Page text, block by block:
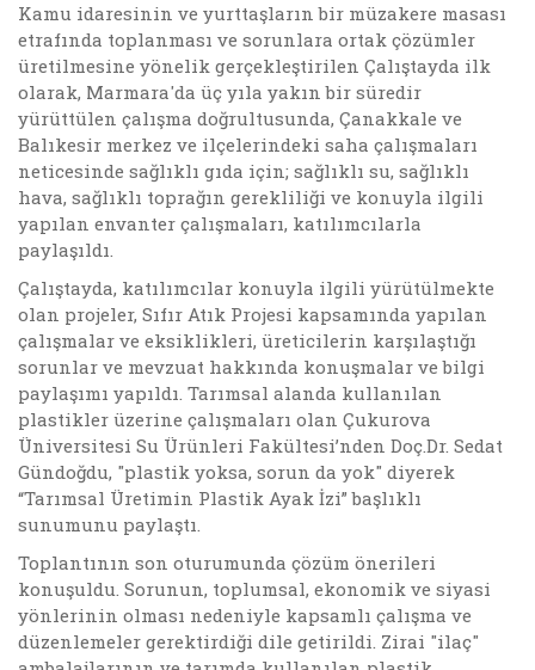
Kamu idaresinin ve yurttaşların bir müzakere masası
etrafında toplanması ve sorunlara ortak çözümler
üretilmesine yönelik gerçekleştirilen Çalıştayda ilk
olarak, Marmara'da üç yıla yakın bir süredir
yürüttülen çalışma doğrultusunda, Çanakkale ve
Balıkesir merkez ve ilçelerindeki saha çalışmaları
neticesinde sağlıklı gıda için; sağlıklı su, sağlıklı
hava, sağlıklı toprağın gerekliliği ve konuyla ilgili
yapılan envanter çalışmaları, katılımcılarla
paylaşıldı.
Çalıştayda, katılımcılar konuyla ilgili yürütülmekte
olan projeler, Sıfır Atık Projesi kapsamında yapılan
çalışmalar ve eksiklikleri, üreticilerin karşılaştığı
sorunlar ve mevzuat hakkında konuşmalar ve bilgi
paylaşımı yapıldı. Tarımsal alanda kullanılan
plastikler üzerine çalışmaları olan Çukurova
Üniversitesi Su Ürünleri Fakültesi’nden Doç.Dr. Sedat
Gündoğdu, "plastik yoksa, sorun da yok" diyerek
“Tarımsal Üretimin Plastik Ayak İzi” başlıklı
sunumunu paylaştı.
Toplantının son oturumunda çözüm önerileri
konuşuldu. Sorunun, toplumsal, ekonomik ve siyasi
yönlerinin olması nedeniyle kapsamlı çalışma ve
düzenlemeler gerektirdiği dile getirildi. Zirai "ilaç"